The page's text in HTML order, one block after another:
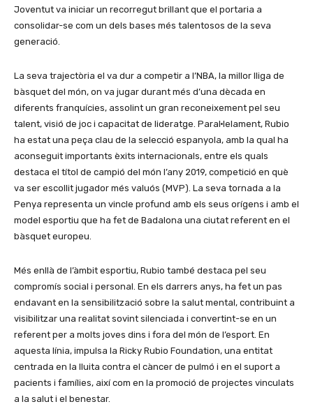
Joventut va iniciar un recorregut brillant que el portaria a
consolidar-se com un dels bases més talentosos de la seva
generació.
La seva trajectòria el va dur a competir a l’NBA, la millor lliga de
bàsquet del món, on va jugar durant més d’una dècada en
diferents franquícies, assolint un gran reconeixement pel seu
talent, visió de joc i capacitat de lideratge. Paral·lelament, Rubio
ha estat una peça clau de la selecció espanyola, amb la qual ha
aconseguit importants èxits internacionals, entre els quals
destaca el títol de campió del món l’any 2019, competició en què
va ser escollit jugador més valuós (MVP). La seva tornada a la
Penya representa un vincle profund amb els seus orígens i amb el
model esportiu que ha fet de Badalona una ciutat referent en el
bàsquet europeu.
Més enllà de l’àmbit esportiu, Rubio també destaca pel seu
compromís social i personal. En els darrers anys, ha fet un pas
endavant en la sensibilització sobre la salut mental, contribuint a
visibilitzar una realitat sovint silenciada i convertint-se en un
referent per a molts joves dins i fora del món de l’esport. En
aquesta línia, impulsa la Ricky Rubio Foundation, una entitat
centrada en la lluita contra el càncer de pulmó i en el suport a
pacients i famílies, així com en la promoció de projectes vinculats
a la salut i el benestar.